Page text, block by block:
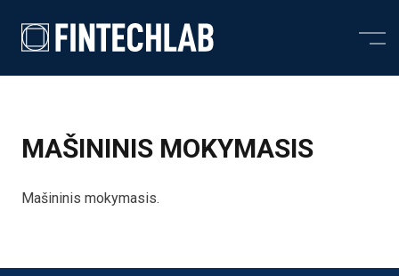
MAŠININIS MOKYMASIS
Mašininis mokymasis.